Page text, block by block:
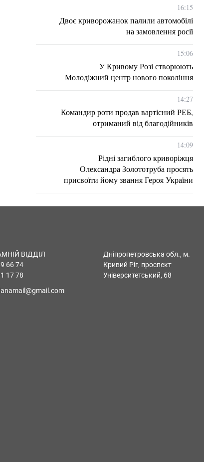
16:15
Двоє криворожанок палили автомобілі
на замовлення росії
15:06
У Кривому Розі створюють
Молодіжний центр нового покоління
14:27
Командир роти продав вартісний РЕБ,
отриманий від благодійників
14:09
Рідні загиблого криворіжця
Олександра Золототруба просять
присвоїти йому звання Героя України
ВІДДІЛ
66 74
17 78
Дніпропетровська обл., м.
Кривий Ріг, проспект
Університетський, 68